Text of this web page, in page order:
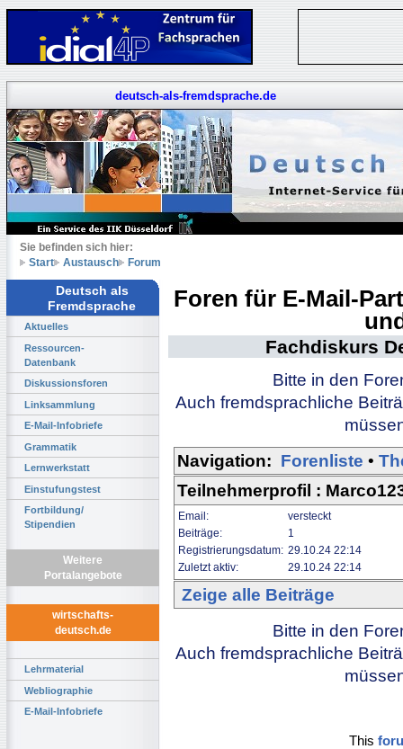
deutsch-als-fremdsprache.de
Sie befinden sich hier:
Start
Austausch Forum
Deutsch als
Fremdsprache
Aktuelles
Ressourcen-
Datenbank
Diskussionsforen
Linksammlung
E-Mail-Infobriefe
Grammatik
Lernwerkstatt
Einstufungstest
Fortbildung/
Stipendien
Weitere
Portalangebote
wirtschafts-
deutsch.de
Lehrmaterial
Webliographie
E-Mail-Infobriefe
Foren für E-Mail-
Fachdiskurs
Bitte in den
Auch fremdsprachliche
Navigation: Forenliste •
Teilnehmerprofil :
Email:
versteckt
Beiträge:
1
Registrierungsdatum: 29.10.24 22:14
Zuletzt aktiv:
29.10.24 22:14
Zeige alle Beiträge
Bitte in den
Auch fremdsprachliche
This